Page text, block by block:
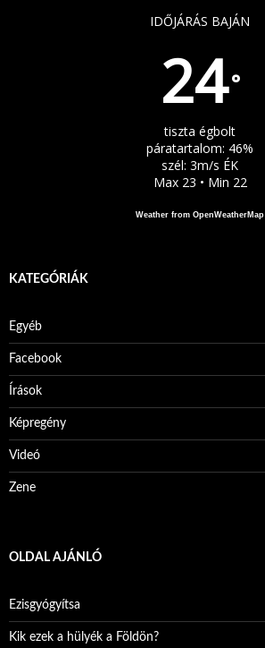
IDŐJÁRÁS BAJÁN
24°
tiszta égbolt
páratartalom: 46%
szél: 3m/s ÉK
Max 23 • Min 22
Weather from OpenWeatherMap
KATEGÓRIÁK
Egyéb
Facebook
Írások
Képregény
Videó
Zene
OLDAL AJÁNLÓ
Ezisgyógyítsa
Kik ezek a hülyék a Földön?